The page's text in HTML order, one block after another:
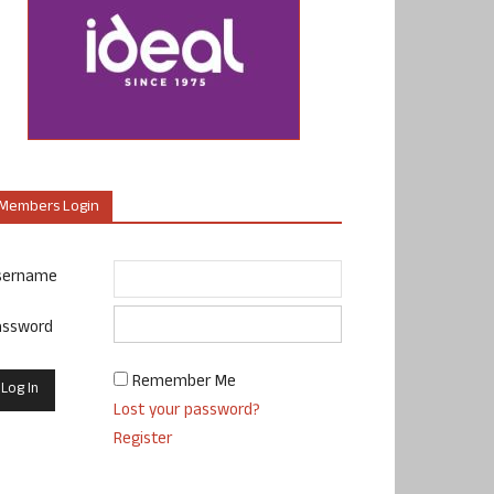
Login
Remember Me
Lost your password?
Register